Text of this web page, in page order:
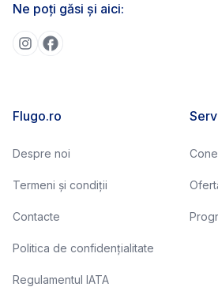
Ne poți găsi și aici:
Flugo.ro
Despre noi
Termeni și condiții
Contacte
Politica de confidențialitate
Regulamentul IATA